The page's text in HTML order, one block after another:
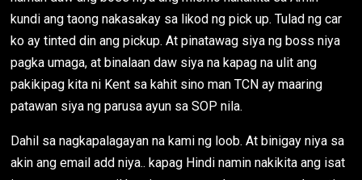
kundi ang taong nakasakay sa likod ng pick up. Tulad ng car
ko ay tinted din ang pickup. At pinatawag siya ng boss niya
pagka umaga, at binalaan daw siya na kapag na ulit ang
pakikipag kita ni Kent sa kahit sino man TCN ay maaring
patawan siya ng parusa ayun sa SOP nila.
Dahil sa nagkapalagayan na kami ng loob. At binigay niya sa
akin ang email add niya.. kapag Hindi namin nakikita ang isat